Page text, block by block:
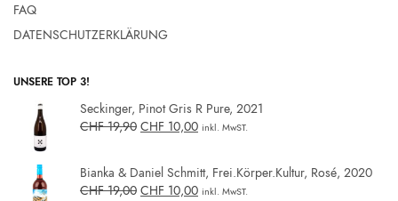
FAQ
DATENSCHUTZERKLÄRUNG
UNSERE TOP 3!
Seckinger, Pinot Gris R Pure, 2021
CHF19,90 CHF 10,00 inkl. MwST.
Bianka & Daniel Schmitt, Frei.Körper.Kultur, Rosé, 2020
CHF19,00 CHF 10,00 inkl. MwST.